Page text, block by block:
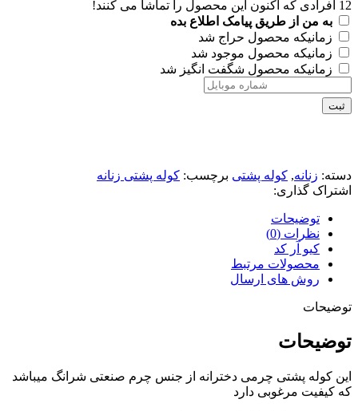
12 افرادی که اکنون این محصول را تماشا می کنند!
به من از طریق پیامک اطلاع بده
زمانیکه محصول حراج شد
زمانیکه محصول موجود شد
زمانیکه محصول شگفت انگیز شد
ثبت
دسته: زنانه, کوله پشتی برچسب: کوله پشتی زنانه
اشتراک گذاری:
توضیحات
نظرات (0)
کیو آر کد
محصولات مرتبط
روش های ارسال
توضیحات
توضیحات
این کوله پشتی چرمی دخترانه از جنس چرم صنعتی شرانگ میباشد
که کیفیت مرغوبی دارد